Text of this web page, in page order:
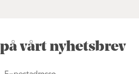
vårt nyhetsbrev